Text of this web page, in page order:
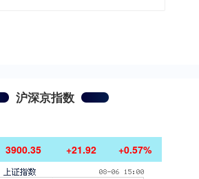
沪深京指数
3900.35 +21.92 +0.57%